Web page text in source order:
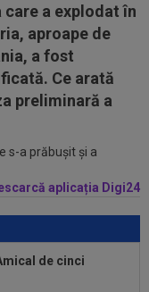
care a explodat în
aproape de
a fost
Ce arată
preliminară a
s-a prăbușit și a
aplicația Digi24
21:30, la
transferat de
la Dinamo
de cinci